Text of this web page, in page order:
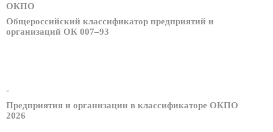
ОКПО
Общероссийский классификатор предприятий и
организаций ОК 007–93
-
Предприятия и организации в классификаторе ОКПО
2026